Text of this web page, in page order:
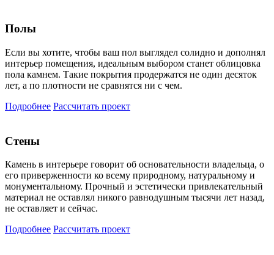
Полы
Если вы хотите, чтобы ваш пол выглядел солидно и дополнял
интерьер помещения, идеальным выбором станет облицовка
пола камнем. Такие покрытия продержатся не один десяток
лет, а по плотности не сравнятся ни с чем.
Подробнее Рассчитать проект
Стены
Камень в интерьере говорит об основательности владельца, о
его приверженности ко всему природному, натуральному и
монументальному. Прочный и эстетически привлекательный
материал не оставлял никого равнодушным тысячи лет назад,
не оставляет и сейчас.
Подробнее Рассчитать проект